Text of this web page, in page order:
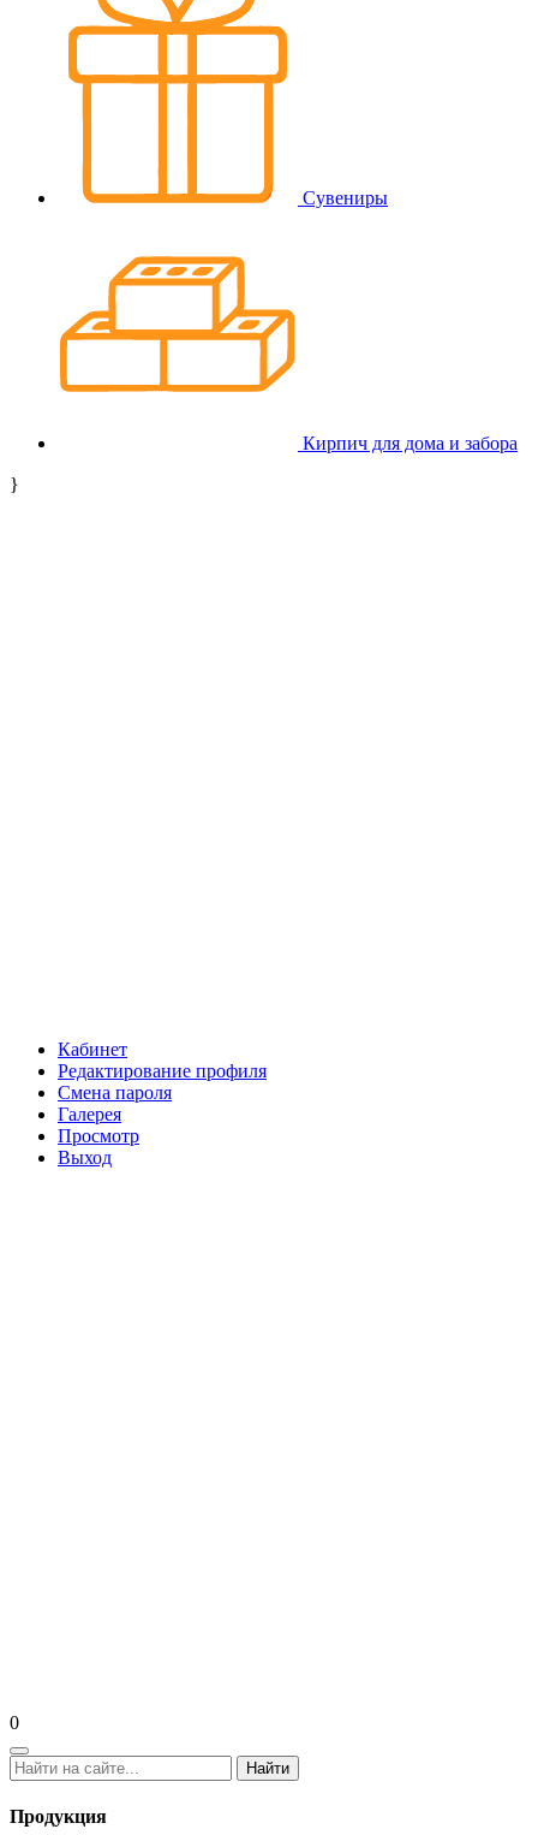
Сувениры
Кирпич для дома и забора
}
Кабинет
Редактирование профиля
Смена пароля
Галерея
Просмотр
Выход
0
Найти
Продукция